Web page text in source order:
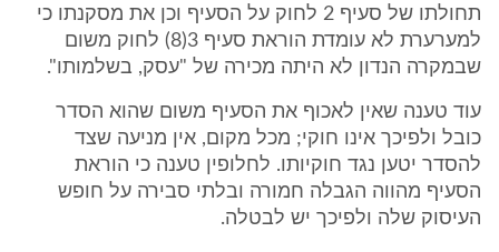
תחולתו של סעיף 2 לחוק על הסעיף וכן את מסקנתו כי
למערערת לא עומדת הוראת סעיף 3(8) לחוק משום
שבמקרה הנדון לא היתה מכירה של "עסק, בשלמותו".
עוד טענה שאין לאכוף את הסעיף משום שהוא הסדר
כובל ולפיכך אינו חוקי; מכל מקום, אין מניעה שצד
להסדר יטען נגד חוקיותו. לחלופין טענה כי הוראת
הסעיף מהווה הגבלה חמורה ובלתי סבירה על חופש
העיסוק שלה ולפיכך יש לבטלה.